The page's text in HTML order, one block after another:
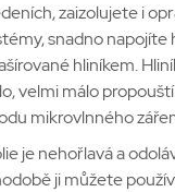
zaizolujete i
snadno napojíte
hliníkem.
velmi málo
mikrovlnného
je nehořlavá a
ji můžete